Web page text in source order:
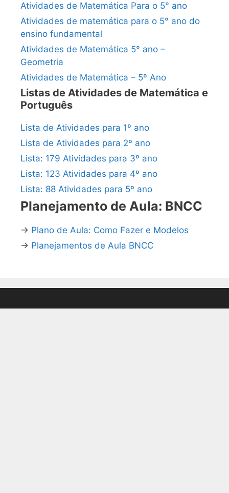
Atividades de Matemática Para o 5° ano
Atividades de matemática para o 5° ano do
ensino fundamental
Atividades de Matemática 5° ano –
Geometria
Atividades de Matemática – 5º Ano
Listas de Atividades de Matemática e
Português
Lista de Atividades para 1º ano
Lista de Atividades para 2º ano
Lista: 179 Atividades para 3º ano
Lista: 123 Atividades para 4º ano
Lista: 88 Atividades para 5º ano
Planejamento de Aula: BNCC
→ Plano de Aula: Como Fazer e Modelos
→ Planejamentos de Aula BNCC